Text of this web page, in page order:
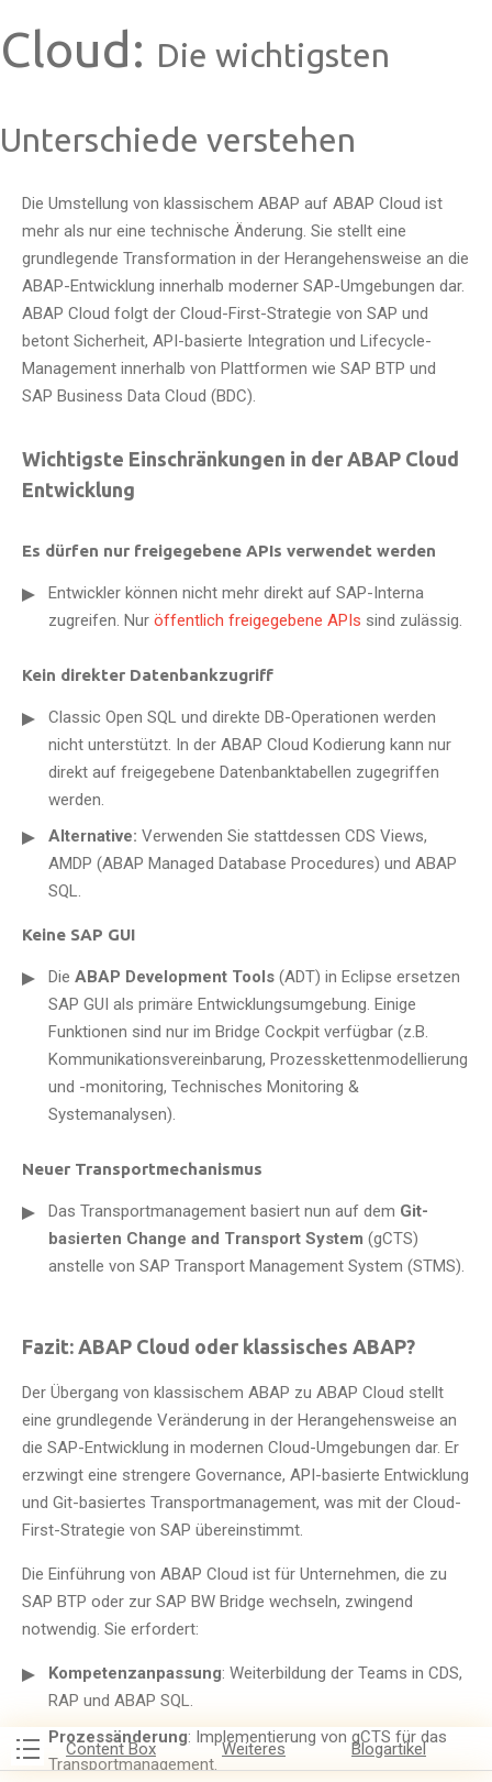
Cloud: Die wichtigsten
Unterschiede verstehen
Die Umstellung von klassischem ABAP auf ABAP Cloud ist
mehr als nur eine technische Änderung. Sie stellt eine
grundlegende Transformation in der Herangehensweise an die
ABAP-Entwicklung innerhalb moderner SAP-Umgebungen dar.
ABAP Cloud folgt der Cloud-First-Strategie von SAP und
betont Sicherheit, API-basierte Integration und Lifecycle-
Management innerhalb von Plattformen wie SAP BTP und
SAP Business Data Cloud (BDC).
Wichtigste Einschränkungen in der ABAP Cloud
Entwicklung
Es dürfen nur freigegebene APIs verwendet werden
Entwickler können nicht mehr direkt auf SAP-Interna
zugreifen. Nur öffentlich freigegebene APIs sind zulässig.
Kein direkter Datenbankzugriff
Classic Open SQL und direkte DB-Operationen werden
nicht unterstützt. In der ABAP Cloud Kodierung kann nur
direkt auf freigegebene Datenbanktabellen zugegriffen
werden.
Alternative: Verwenden Sie stattdessen CDS Views,
AMDP (ABAP Managed Database Procedures) und ABAP
SQL.
Keine SAP GUI
Die ABAP Development Tools (ADT) in Eclipse ersetzen
SAP GUI als primäre Entwicklungsumgebung. Einige
Funktionen sind nur im Bridge Cockpit verfügbar (z.B.
Kommunikationsvereinbarung, Prozesskettenmodellierung
und -monitoring, Technisches Monitoring &
Systemanalysen).
Neuer Transportmechanismus
Das Transportmanagement basiert nun auf dem Git-
basierten Change and Transport System (gCTS)
anstelle von SAP Transport Management System (STMS).
Fazit: ABAP Cloud oder klassisches ABAP?
Der Übergang von klassischem ABAP zu ABAP Cloud stellt
eine grundlegende Veränderung in der Herangehensweise an
die SAP-Entwicklung in modernen Cloud-Umgebungen dar. Er
erzwingt eine strengere Governance, API-basierte Entwicklung
und Git-basiertes Transportmanagement, was mit der Cloud-
First-Strategie von SAP übereinstimmt.
Die Einführung von ABAP Cloud ist für Unternehmen, die zu
SAP BTP oder zur SAP BW Bridge wechseln, zwingend
notwendig. Sie erfordert:
Kompetenzanpassung: Weiterbildung der Teams in CDS,
RAP und ABAP SQL.
Prozessänderung: Implementierung von gCTS für das
Transportmanagement.
Content Box Weiteres Blogartikel